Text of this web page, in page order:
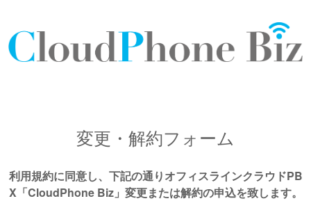
変更・解約フォーム
利用規約に同意し、下記の通りオフィスラインクラウドPB
X「CloudPhone Biz」変更または解約の申込を致します。